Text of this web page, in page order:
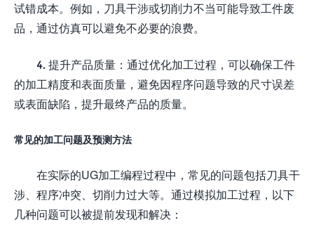
试错成本。例如，刀具干涉或切削力不当可能导致工件废
品，通过仿真可以避免不必要的浪费。
4. 提升产品质量：通过优化加工过程，可以确保工件
的加工精度和表面质量，避免因程序问题导致的尺寸误差
或表面缺陷，提升最终产品的质量。
常见的加工问题及预测方法
在实际的UG加工编程过程中，常见的问题包括刀具干
涉、程序冲突、切削力过大等。通过模拟加工过程，以下
几种问题可以被提前发现和解决：